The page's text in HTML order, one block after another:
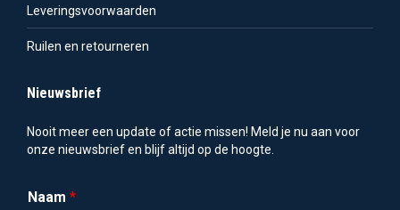
Leveringsvoorwaarden
Ruilen en retourneren
Nieuwsbrief
Nooit meer een update of actie missen! Meld je nu aan voor
onze nieuwsbrief en blijf altijd op de hoogte.
Naam *